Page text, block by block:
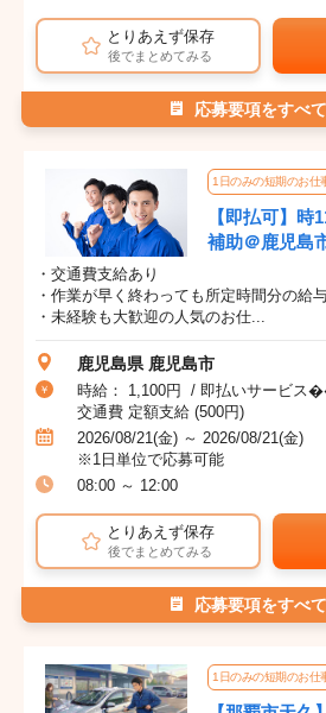
とりあえず保存
後でまとめてみる
応募要項をすべ
1日のみの短期のお仕
【即払可】時
補助＠鹿児島
・交通費支給あり
・作業が早く終わっても所定時間分の給
・未経験も大歓迎の人気のお仕...
鹿児島県 鹿児島市
時給： 1,100円 / 即払いサービス
交通費 定額支給 (500円)
2026/08/21(金) ～ 2026/08/21(金)
※1日単位で応募可能
08:00 ～ 12:00
とりあえず保存
後でまとめてみる
応募要項をすべ
1日のみの短期のお仕